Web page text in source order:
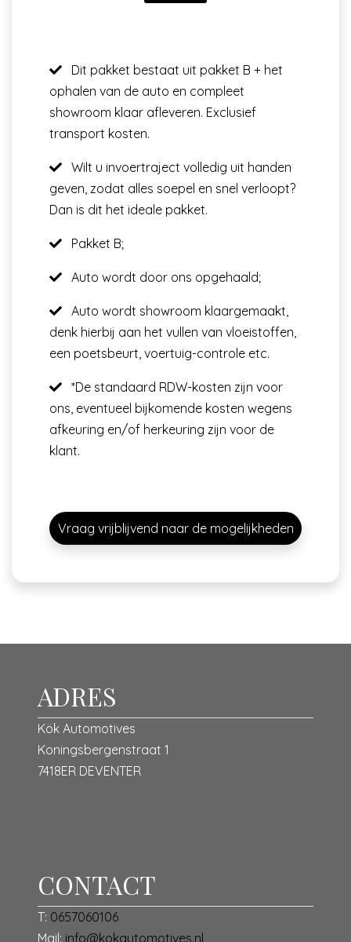
Dit pakket bestaat uit pakket B + het
ophalen van de auto en compleet
showroom klaar afleveren. Exclusief
transport kosten.
Wilt u invoertraject volledig uit handen
geven, zodat alles soepel en snel verloopt?
Dan is dit het ideale pakket.
Pakket B;
Auto wordt door ons opgehaald;
Auto wordt showroom klaargemaakt,
denk hierbij aan het vullen van vloeistoffen,
een poetsbeurt, voertuig-controle etc.
*De standaard RDW-kosten zijn voor
ons, eventueel bijkomende kosten wegens
afkeuring en/of herkeuring zijn voor de
klant.
Vraag vrijblijvend naar de mogelijkheden
ADRES
Kök Automotives
Koningsbergenstraat 1
7418ER DEVENTER
CONTACT
T: 0657060106
Mail: info@kokautomotives.nl